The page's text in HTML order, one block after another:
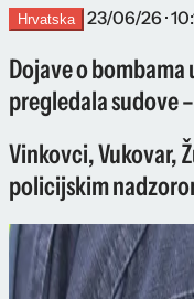
Hrvatska 23/06/26 ·
Dojave o
pregledala sudove
Vinkovci, Vukovar,
policijskim